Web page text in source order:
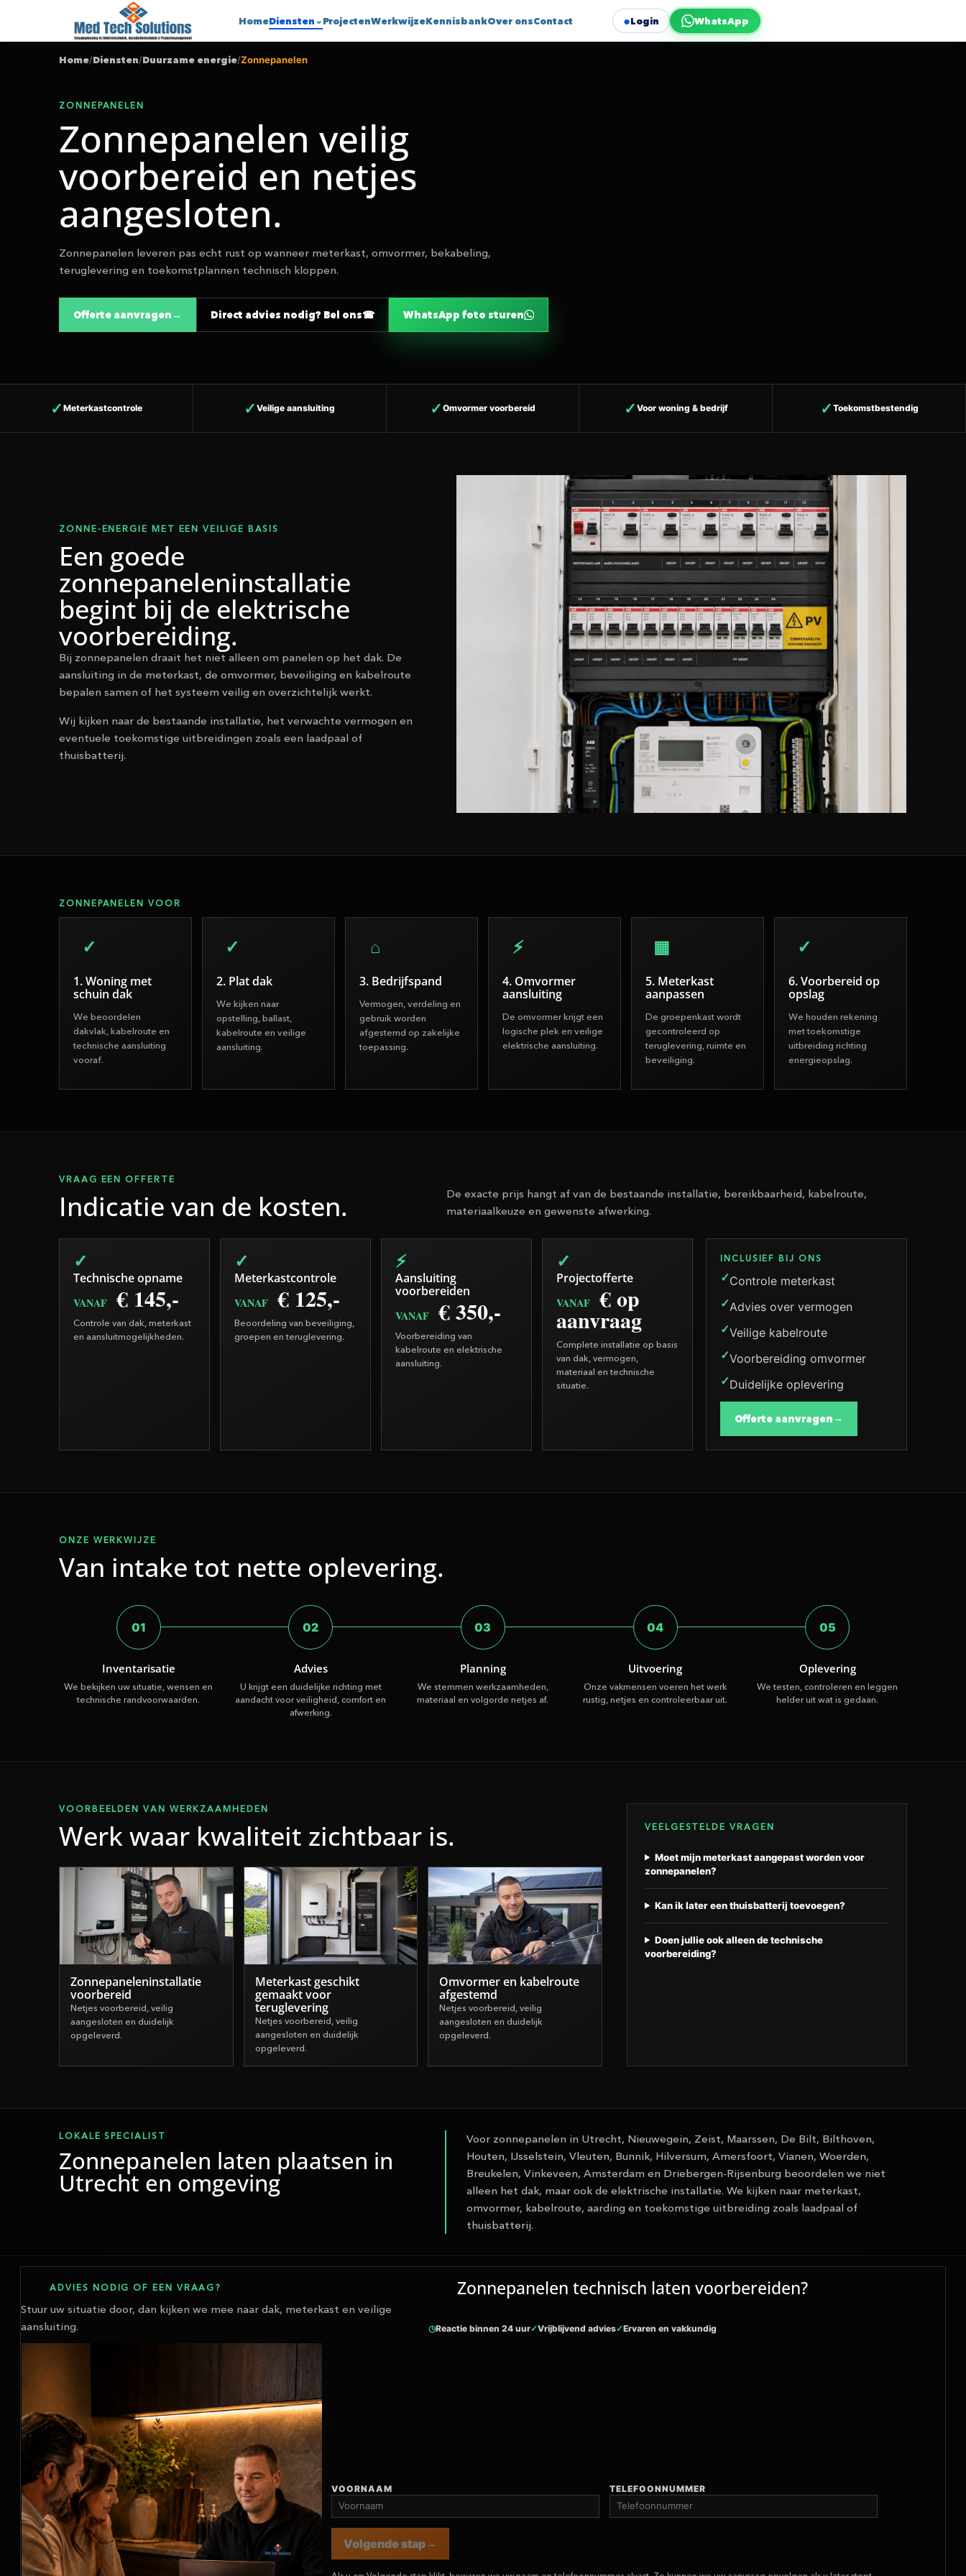
HomeDiensten⌄ProjectenWerkwijzeKennisbankOver onsContact Login WhatsApp
Home/Diensten/Duurzame energie/Zonnepanelen
ZONNEPANELEN
Zonnepanelen veilig
voorbereid en netjes
aangesloten.
Zonnepanelen leveren pas echt rust op wanneer meterkast, omvormer, bekabeling,
teruglevering en toekomstplannen technisch kloppen.
Offerte aanvragen Direct advies nodig? Bel ons WhatsApp foto sturen
Meterkastcontrole Veilige aansluiting Omvormer voorbereid Voor woning & bedrijf Toekomstbestendig
ZONNE-ENERGIE MET EEN VEILIGE BASIS
Een goede
zonnepaneleninstallatie
begint bij de elektrische
voorbereiding.
Bij zonnepanelen draait het niet alleen om panelen op het dak. De
aansluiting in de meterkast, de omvormer, beveiliging en kabelroute
bepalen samen of het systeem veilig en overzichtelijk werkt.
Wij kijken naar de bestaande installatie, het verwachte vermogen en
eventuele toekomstige uitbreidingen zoals een laadpaal of
thuisbatterij.
ZONNEPANELEN VOOR
1. Woning met
schuin dak
We beoordelen
dakvlak, kabelroute en
technische aansluiting
vooraf.
2. Plat dak
We kijken naar
opstelling, ballast,
kabelroute en veilige
aansluiting.
3. Bedrijfspand
Vermogen, verdeling en
gebruik worden
afgestemd op zakelijke
toepassing.
4. Omvormer
aansluiting
De omvormer krijgt een
logische plek en veilige
elektrische aansluiting.
5. Meterkast
aanpassen
De groepenkast wordt
gecontroleerd op
teruglevering, ruimte en
beveiliging.
6. Voorbereid op
opslag
We houden rekening
met toekomstige
uitbreiding richting
energieopslag.
VRAAG EEN OFFERTE
Indicatie van de kosten.
De exacte prijs hangt af van de bestaande installatie, bereikbaarheid, kabelroute,
materiaalkeuze en gewenste afwerking.
Technische opname
VANAF € 145,-
Controle van dak, meterkast
en aansluitmogelijkheden.
Meterkastcontrole
VANAF € 125,-
Beoordeling van beveiliging,
groepen en teruglevering.
Aansluiting
voorbereiden
VANAF € 350,-
Voorbereiding van
kabelroute en elektrische
aansluiting.
Projectofferte
VANAF € op
aanvraag
Complete installatie op basis
van dak, vermogen,
materiaal en technische
situatie.
INCLUSIEF BIJ ONS
Controle meterkast
Advies over vermogen
Veilige kabelroute
Voorbereiding omvormer
Duidelijke oplevering
Offerte aanvragen
ONZE WERKWIJZE
Van intake tot nette oplevering.
01
Inventarisatie
We bekijken uw situatie, wensen en
technische randvoorwaarden.
02
Advies
U krijgt een duidelijke richting met
aandacht voor veiligheid, comfort en
afwerking.
03
Planning
We stemmen werkzaamheden,
materiaal en volgorde netjes af.
04
Uitvoering
Onze vakmensen voeren het werk
rustig, netjes en controleerbaar uit.
05
Oplevering
We testen, controleren en leggen
helder uit wat is gedaan.
VOORBEELDEN VAN WERKZAAMHEDEN
Werk waar kwaliteit zichtbaar is.
Zonnepaneleninstallatie
voorbereid
Netjes voorbereid, veilig
aangesloten en duidelijk
opgeleverd.
Meterkast geschikt
gemaakt voor
teruglevering
Netjes voorbereid, veilig
aangesloten en duidelijk
opgeleverd.
Omvormer en kabelroute
afgestemd
Netjes voorbereid, veilig
aangesloten en duidelijk
opgeleverd.
VEELGESTELDE VRAGEN
Moet mijn meterkast aangepast worden voor
zonnepanelen?
Kan ik later een thuisbatterij toevoegen?
Doen jullie ook alleen de technische
voorbereiding?
LOKALE SPECIALIST
Zonnepanelen laten plaatsen in
Utrecht en omgeving
Voor zonnepanelen in Utrecht, Nieuwegein, Zeist, Maarssen, De Bilt, Bilthoven,
Houten, IJsselstein, Vleuten, Bunnik, Hilversum, Amersfoort, Vianen, Woerden,
Breukelen, Vinkeveen, Amsterdam en Driebergen-Rijsenburg beoordelen we niet
alleen het dak, maar ook de elektrische installatie. We kijken naar meterkast,
omvormer, kabelroute, aarding en toekomstige uitbreiding zoals laadpaal of
thuisbatterij.
ADVIES NODIG OF EEN VRAAG? Zonnepanelen technisch laten voorbereiden?
Stuur uw situatie door, dan kijken we mee naar dak, meterkast en veilige
aansluiting.
Reactie binnen 24 uur Vrijblijvend advies Ervaren en vakkundig
VOORNAAM TELEFOONNUMMER
Volgende stap